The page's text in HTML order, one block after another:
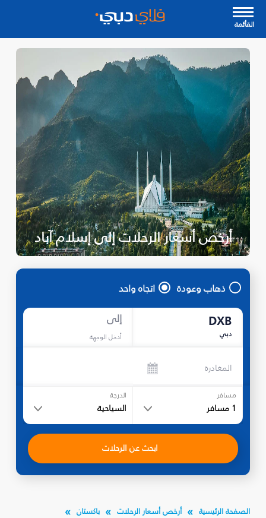
القأئمة
أرخص أسعار الرحلات إلى إسلام آباد
ذهاب وعودة اتجاه واحد
DXB
دبي
إلى
أدخل الوجهة
المغادرة
مسافر
1 مسافر
الدرجة
السياحية
ابحث عن الرحلات
الصفحة الرئيسية أرخص أسعار الرحلات
باكستان